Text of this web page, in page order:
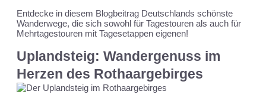
Entdecke in diesem Blogbeitrag Deutschlands schönste
Wanderwege, die sich sowohl für Tagestouren als auch für
Mehrtagestouren mit Tagesetappen eigenen!
Uplandsteig: Wandergenuss im
Herzen des Rothaargebirges